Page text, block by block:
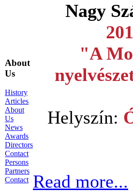
About
Us
History
Articles
About
Us
News
Awards
Directors
Contact
Persons
Partners
Contact
Nagy
"A
Helyszín:
Read more...